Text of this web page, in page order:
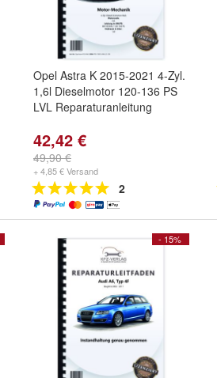
Opel Astra K 2015-2021 4-Zyl.
1,6l Dieselmotor 120-136 PS
LVL Reparaturanleitung
42,42 €
49,90 €
+ 4,85 € Versand
2
- 15%